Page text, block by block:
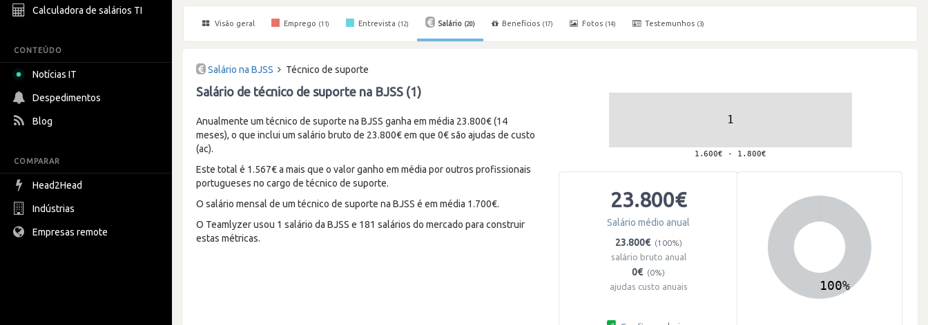
Calculadora de salários TI
CONTEÚDO
Notícias IT
Despedimentos
Blog
COMPARAR
Head2Head
Indústrias
Empresas remote
Visão geral Emprego (11) Entrevista (12) Salário (20) Benefícios (17) Fotos (14) Testemunhos (3)
Salário na BJSS Técnico de suporte
Salário de técnico de suporte na BJSS (1)
Anualmente um técnico de suporte na BJSS ganha em média 23.800€ (14
meses), o que inclui um salário bruto de 23.800€ em que 0€ são ajudas de custo
(ac).
Este total é 1.567€ a mais que o valor ganho em média por outros profissionais
portugueses no cargo de técnico de suporte.
O salário mensal de um técnico de suporte na BJSS é em média 1.700€.
O Teamlyzer usou 1 salário da BJSS e 181 salários do mercado para construir
estas métricas.
23.800€
Salário médio anual
23.800€ (100%)
salário bruto anual
0€ (0%)
ajudas custo anuais